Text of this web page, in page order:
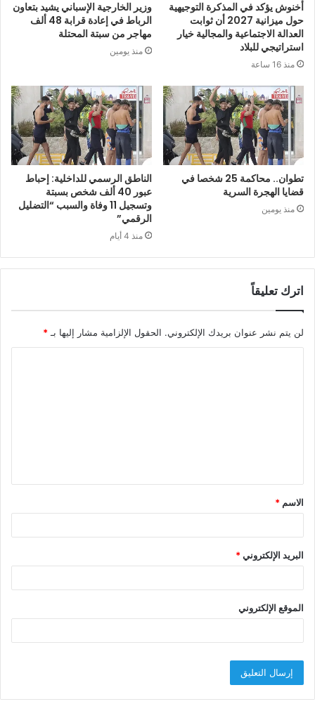
أخنوش يؤكد في المذكرة التوجيهية
حول ميزانية 2027 أن ثوابت
العدالة الاجتماعية والمجالية خيار
استراتيجي للبلاد
منذ 16 ساعة
وزير الخارجية الإسباني يشيد بتعاون
الرباط في إعادة قرابة 48 ألف
مهاجر من سبتة المحتلة
منذ يومين
تطوان.. محاكمة 25 شخصا في
قضايا الهجرة السرية
منذ يومين
الناطق الرسمي للداخلية: إحباط
عبور 40 ألف شخص بسبتة
وتسجيل 11 وفاة والسبب “التضليل
الرقمي”
منذ 4 أيام
اترك تعليقاً
لن يتم نشر عنوان بريدك الإلكتروني. الحقول الإلزامية مشار إليها بـ *
ق
*
الاسم *
البريد الإلكتروني*
الموقع الإلكتروني